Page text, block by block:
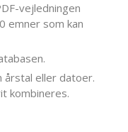
vejledningen
emner som kan
eller datoer.
kombineres.